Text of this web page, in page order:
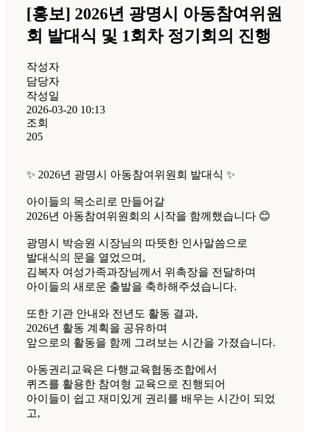
[홍보] 2026년 광명시 아동참여위원
회 발대식 및 1회차 정기회의 진행
작성자
담당자
작성일
2026-03-20 10:13
조회
205
✨ 2026년 광명시 아동참여위원회 발대식 ✨
아이들의 목소리로 만들어갈
2026년 아동참여위원회의 시작을 함께했습니다 😊
광명시 박승원 시장님의 따뜻한 인사말씀으로
발대식의 문을 열었으며,
김복자 여성가족과장님께서 위촉장을 전달하며
아이들의 새로운 출발을 축하해주셨습니다.
또한 기관 안내와 전년도 활동 결과,
2026년 활동 계획을 공유하며
앞으로의 활동을 함께 그려보는 시간을 가졌습니다.
아동권리교육은 다행교육협동조합에서
퀴즈를 활용한 참여형 교육으로 진행되어
아이들이 쉽고 재미있게 권리를 배우는 시간이 되었
고,